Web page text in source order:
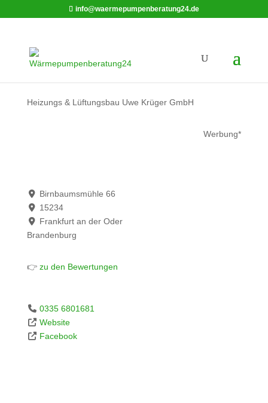
info@waermepumpenberatung24.de
Heizungs & Lüftungsbau Uwe Krüger GmbH
Werbung*
Birnbaumsmühle 66
15234
Frankfurt an der Oder
Brandenburg
👉zu den Bewertungen
0335 6801681
Website
Facebook